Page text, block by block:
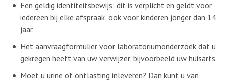
Een geldig identiteitsbewijs: dit is verplicht en geldt voor
iedereen bij elke afspraak, ook voor kinderen jonger dan 14
jaar. ​
Het aanvraagformulier voor laboratoriumonderzoek dat u
gekregen heeft van uw verwijzer, bijvoorbeeld uw huisarts.
Moet u urine of ontlasting inleveren? Dan kunt u van